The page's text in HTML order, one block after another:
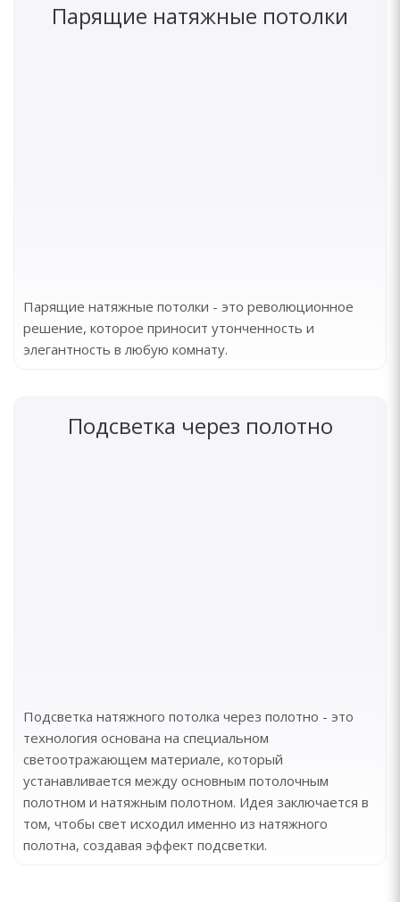
Парящие натяжные потолки
Парящие натяжные потолки - это революционное
решение, которое приносит утонченность и
элегантность в любую комнату.
Подсветка через полотно
Подсветка натяжного потолка через полотно - это
технология основана на специальном
светоотражающем материале, который
устанавливается между основным потолочным
полотном и натяжным полотном. Идея заключается в
том, чтобы свет исходил именно из натяжного
полотна, создавая эффект подсветки.